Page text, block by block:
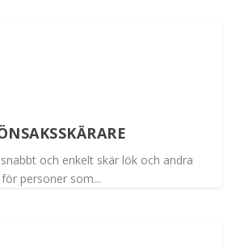
och enkelt skär lök och andra
personer som...